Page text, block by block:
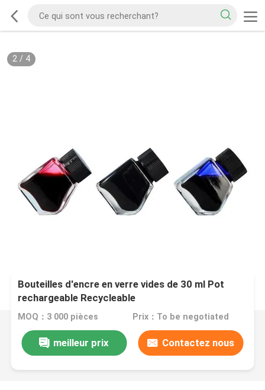
2/ 4
Bouteilles d'encre en verre vides de 30 ml Pot
rechargeable Recycleable
MOQ：3 000 pièces Prix：To be negotiated
meilleur prix Contactez nous